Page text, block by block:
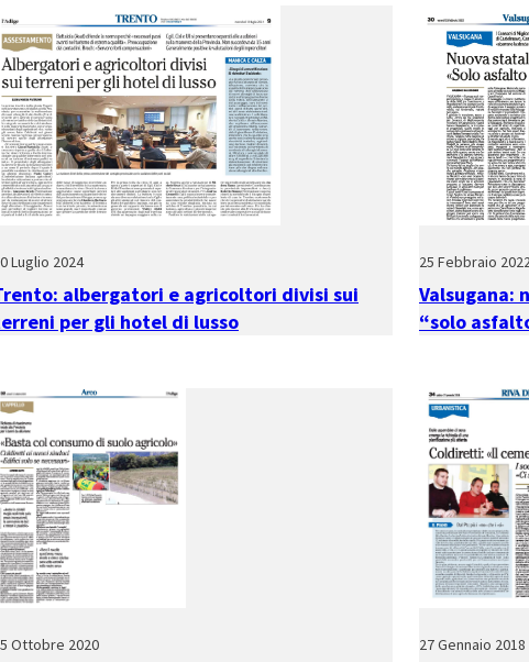
Luglio 2024
albergatori e agricoltori divisi sui
per gli hotel di lusso
25 Febbraio
Valsugana:
“solo
Ottobre 2020 27 Gennaio 2018